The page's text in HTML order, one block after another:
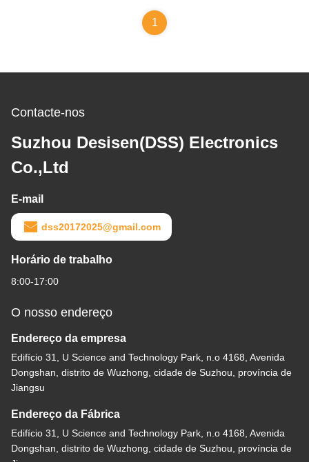
1
Contacte-nos
Suzhou Desisen(DSS) Electronics
Co.,Ltd
E-mail
dss20172025@gmail.com
Horário de trabalho
8:00-17:00
O nosso endereço
Endereço da empresa
Edifício 31, U Science and Technology Park, n.o 4168, Avenida
Dongshan, distrito de Wuzhong, cidade de Suzhou, província de
Jiangsu
Endereço da Fábrica
Edifício 31, U Science and Technology Park, n.o 4168, Avenida
Dongshan, distrito de Wuzhong, cidade de Suzhou, província de